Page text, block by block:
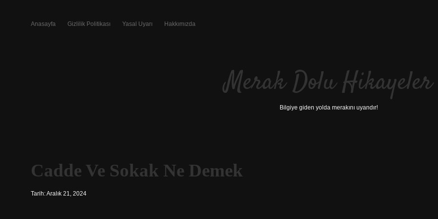
Anasayfa Gizlilik Politikası Yasal Uyarı Hakkımızda
Merak Dolu Hikayeler
Bilgiye giden yolda merakını uyandır!
Cadde Ve Sokak Ne Demek
Tarih: Aralık 21, 2024